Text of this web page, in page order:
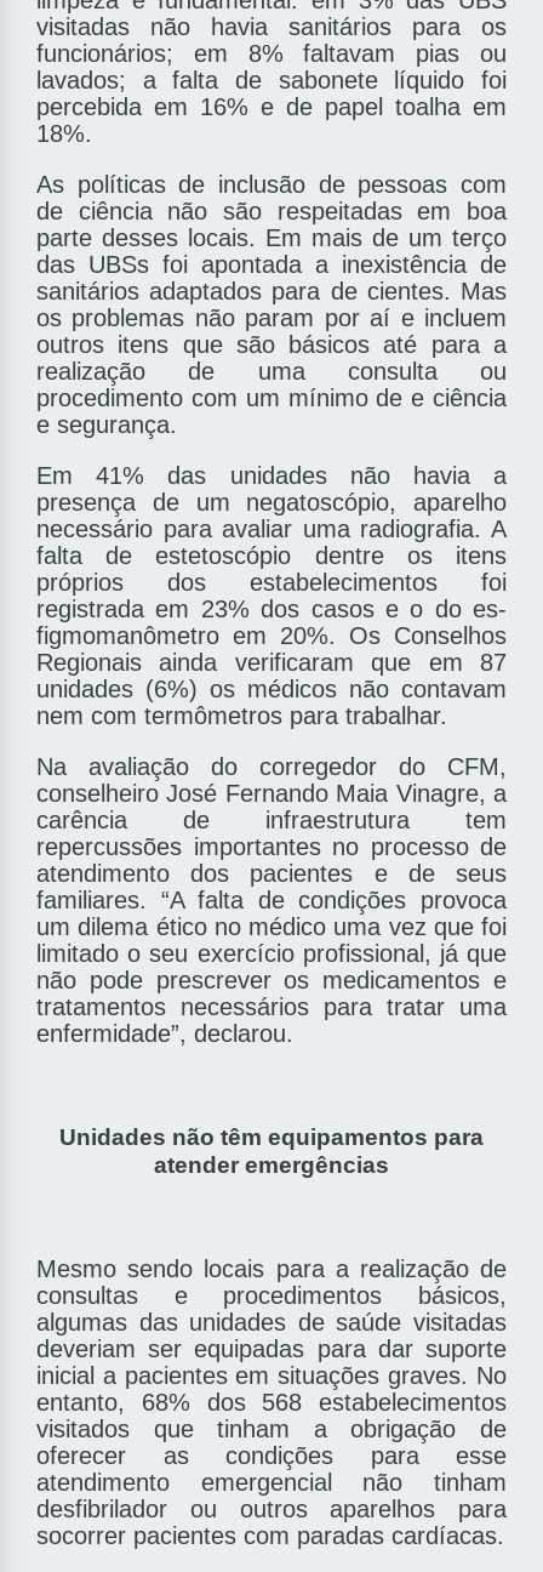
visitadas não havia sanitários para os
funcionários; em 8% faltavam pias ou
lavados; a falta de sabonete líquido foi
percebida em 16% e de papel toalha em
18%.
As políticas de inclusão de pessoas com
de­ ciência não são respeitadas em boa
parte desses locais. Em mais de um terço
das UBSs foi apontada a inexistência de
sanitários adaptados para de­ cientes. Mas
os problemas não param por aí e incluem
outros itens que são básicos até para a
realização de uma consulta ou
procedimento com um mínimo de e­ ciência
e segurança.
Em 41% das unidades não havia a
presença de um negatoscópio, aparelho
necessário para avaliar uma radiogra­fia. A
falta de estetoscópio dentre os itens
próprios dos estabelecimentos foi
registrada em 23% dos casos e o do es­
figmomanômetro em 20%. Os Conselhos
Regionais ainda veri­ficaram que em 87
unidades (6%) os médicos não contavam
nem com termômetros para trabalhar.
Na avaliação do corregedor do CFM,
conselheiro José Fernando Maia Vinagre, a
carência de infraestrutura tem
repercussões importantes no processo de
atendimento dos pacientes e de seus
familiares. “A falta de condições provoca
um dilema ético no médico uma vez que foi
limitado o seu exercício profissional, já que
não pode prescrever os medicamentos e
tratamentos necessários para tratar uma
enfermidade”, declarou.
Unidades não têm equipamentos para
atender emergências
Mesmo sendo locais para a realização de
consultas e procedimentos básicos,
algumas das unidades de saúde visitadas
deveriam ser equipadas para dar suporte
inicial a pacientes em situações graves. No
entanto, 68% dos 568 estabelecimentos
visitados que tinham a obrigação de
oferecer as condições para esse
atendimento emergencial não tinham
desfibrilador ou outros aparelhos para
socorrer pacientes com paradas cardíacas.